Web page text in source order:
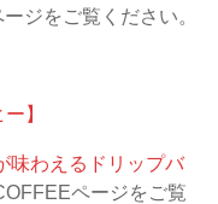
ジをご覧ください。
】
味わえるドリップバ
ページをご覧